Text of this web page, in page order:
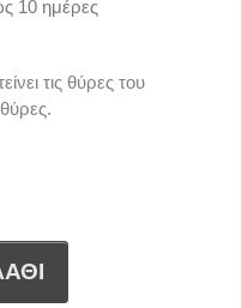
10 ημέρες
τις θύρες του